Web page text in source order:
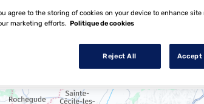
à Entraigues-sur-la-Sorgue
agree to the storing of cookies on your device to enhance
marketing efforts. Politique de cookies
Reject All Accept